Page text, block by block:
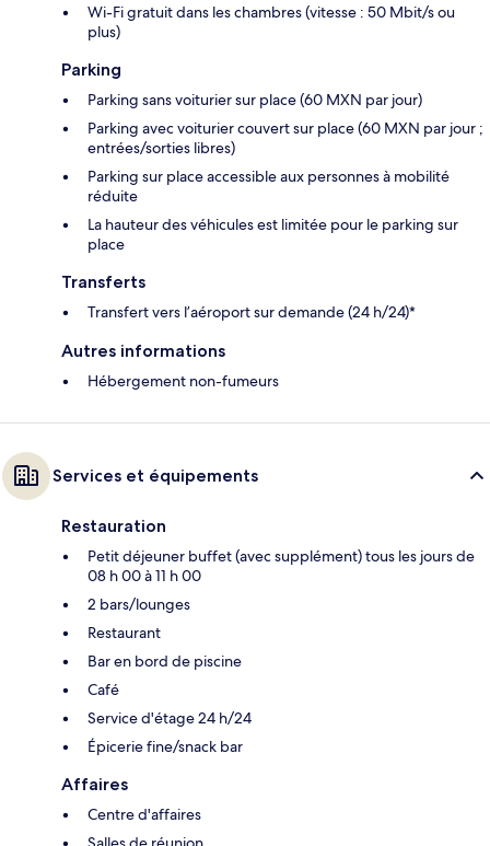
Wi-Fi gratuit dans les chambres (vitesse : 50 Mbit/s ou
plus)
Parking
Parking sans voiturier sur place (60 MXN par jour)
Parking avec voiturier couvert sur place (60 MXN par jour ;
entrées/sorties libres)
Parking sur place accessible aux personnes à mobilité
réduite
La hauteur des véhicules est limitée pour le parking sur
place
Transferts
Transfert vers l’aéroport sur demande (24 h/24)*
Autres informations
Hébergement non-fumeurs
Services et équipements
Restauration
Petit déjeuner buffet (avec supplément) tous les jours de
08 h 00 à 11 h 00
2 bars/lounges
Restaurant
Bar en bord de piscine
Café
Service d'étage 24 h/24
Épicerie fine/snack bar
Affaires
Centre d'affaires